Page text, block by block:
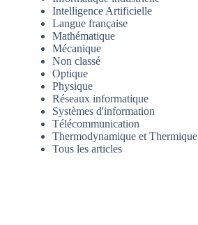
Intelligence Artificielle
Langue française
Mathématique
Mécanique
Non classé
Optique
Physique
Réseaux informatique
Systèmes d'information
Télécommunication
Thermodynamique et Thermique
Tous les articles